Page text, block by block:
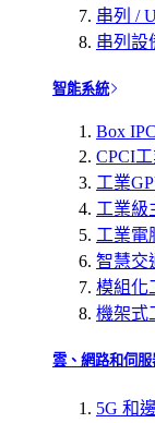
串列 /
串列設
智能系統
Box IPC
CPCI
工業
工業級
工業電
智慧交
模組化
機架式
雲、網路和伺服
5G 和